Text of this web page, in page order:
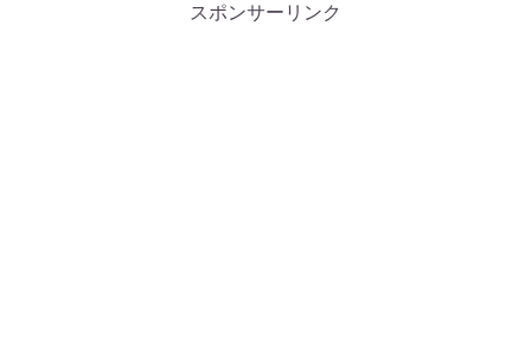
スポンサーリンク